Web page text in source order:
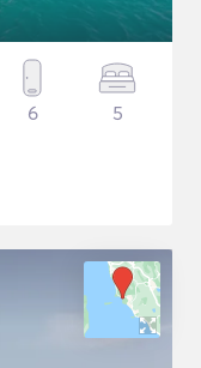
6 5